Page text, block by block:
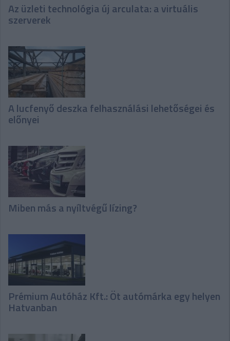
Az üzleti technológia új arculata: a virtuális
szerverek
A lucfenyő deszka felhasználási lehetőségei és
előnyei
Miben más a nyíltvégű lízing?
Prémium Autóház Kft.: Öt autómárka egy helyen
Hatvanban